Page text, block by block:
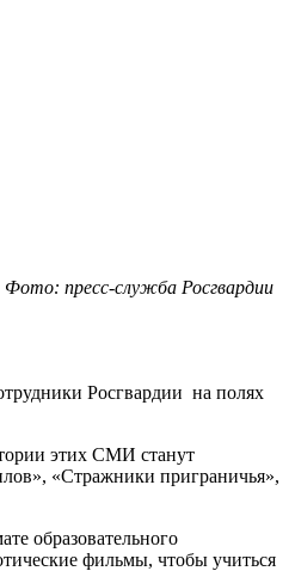
Фото: пресс-служба Росгвардии
Росгвардии на полях
этих СМИ станут
«Стражники приграничья»,
образовательного
фильмы, чтобы учиться